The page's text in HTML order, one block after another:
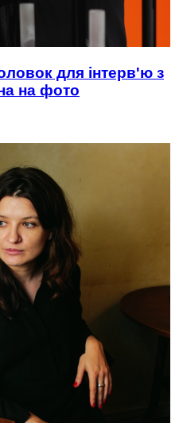
для інтерв'ю з
на фото